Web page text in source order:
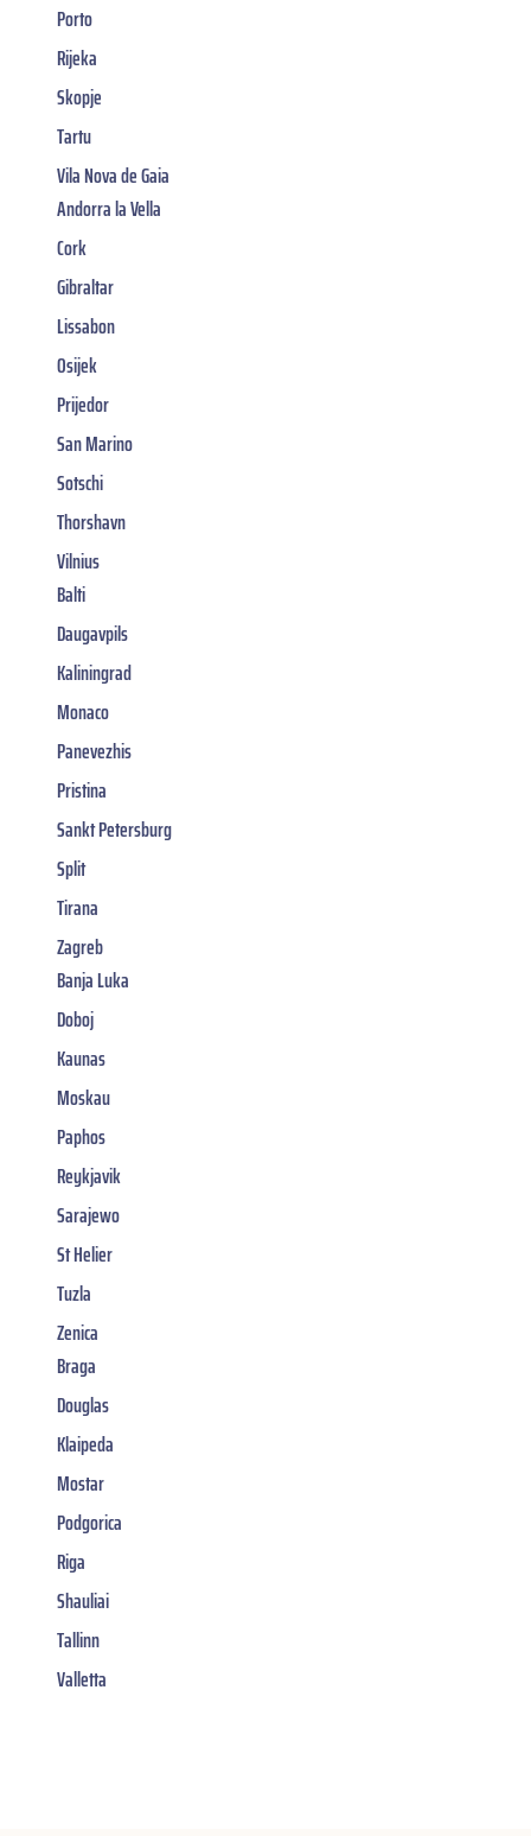
Porto
Rijeka
Skopje
Tartu
Vila Nova de Gaia
Andorra la Vella
Cork
Gibraltar
Lissabon
Osijek
Prijedor
San Marino
Sotschi
Thorshavn
Vilnius
Balti
Daugavpils
Kaliningrad
Monaco
Panevezhis
Pristina
Sankt Petersburg
Split
Tirana
Zagreb
Banja Luka
Doboj
Kaunas
Moskau
Paphos
Reykjavik
Sarajewo
St Helier
Tuzla
Zenica
Braga
Douglas
Klaipeda
Mostar
Podgorica
Riga
Shauliai
Tallinn
Valletta